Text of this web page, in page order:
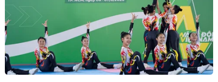
Mở 1 cửa xả đáy hồ thủy
điện Hòa Bình vào 16 giờ
Quảng Trị: Mùa mưa lũ cận
kề, thường trực nỗi lo bờ